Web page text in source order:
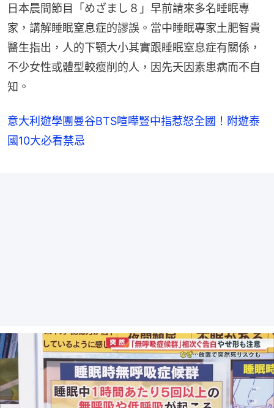
日本晨間節目「めざまし８」早前請來多名睡眠專
家，講解睡眠窒息症的謬誤。當中睡眠專家土肥智貴
醫生指出，人的下顎大小其實跟睡眠窒息症有關係，
不少女性或體型較瘦削的人，因先天因素患病而不自
知。
意大利遊學團曼谷BTS喧嘩豎中指惹怒全國！附遊泰
國10大必看禁忌